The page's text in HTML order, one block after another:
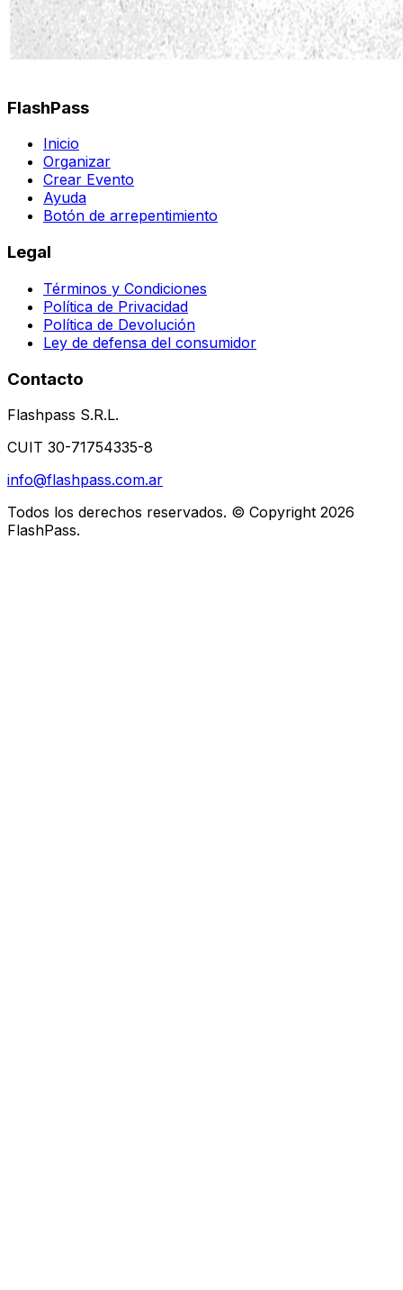
FlashPass
Inicio
Organizar
Crear Evento
Ayuda
Botón de arrepentimiento
Legal
Términos y Condiciones
Política de Privacidad
Política de Devolución
Ley de defensa del consumidor
Contacto
Flashpass S.R.L.
CUIT 30-71754335-8
info@flashpass.com.ar
Todos los derechos reservados. © Copyright 2026
FlashPass.